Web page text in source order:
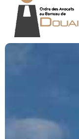
Panneau de gestion